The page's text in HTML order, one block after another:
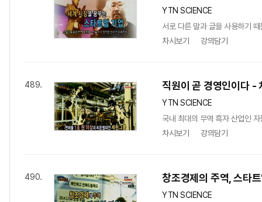
YTN SCIENCE
서로 다른 말과 글을 사용하기
차시보기
강의담기
489. 직원이 곧 경영인이다 -
YTN SCIENCE
국내 최대의 무역 흑자 산업인
차시보기
강의담기
490. 창조경제의 주역, 스타
YTN SCIENCE